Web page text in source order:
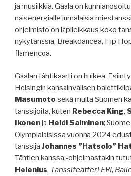
ja musiikkia. Gaala on
naisenergialle jumalaisia
ohjelmisto on läpileikkaus koko
nykytanssia, Breakdancea, Hip
flamencoa.
Gaalan tähtikaarti on huikea.
Helsingin kansainvälisen
Masumoto sekä muita Suomen
tanssijoita, kuten Rebecca King,
Ikonenja Heidi Salminen;
Olympialaisissa vuonna 2024
tanssija Johannes ”Hatsolo”
Tähtien kanssa -ohjelmastakin
Helenius, Tanssiteatteri ERI,